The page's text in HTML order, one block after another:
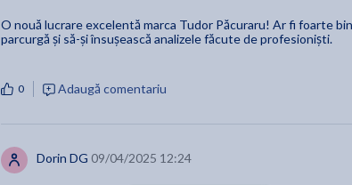
O nouă lucrare excelentă marca Tudor Păcuraru! Ar fi foarte
parcurgă și să-și însușească analizele făcute de profesioniști.
0 Adaugă comentariu
Dorin DG 09/04/2025 12:24